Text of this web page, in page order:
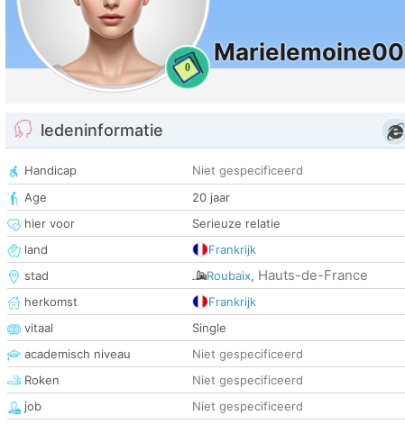
0
Marielemoine00
ledeninformatie
Handicap
Niet gespecificeerd
Age
20 jaar
hier voor
Serieuze relatie
land
Frankrijk
stad
Roubaix, Hauts-de-France
herkomst
Frankrijk
vitaal
Single
academisch niveau
Niet gespecificeerd
Roken
Niet gespecificeerd
job
Niet gespecificeerd